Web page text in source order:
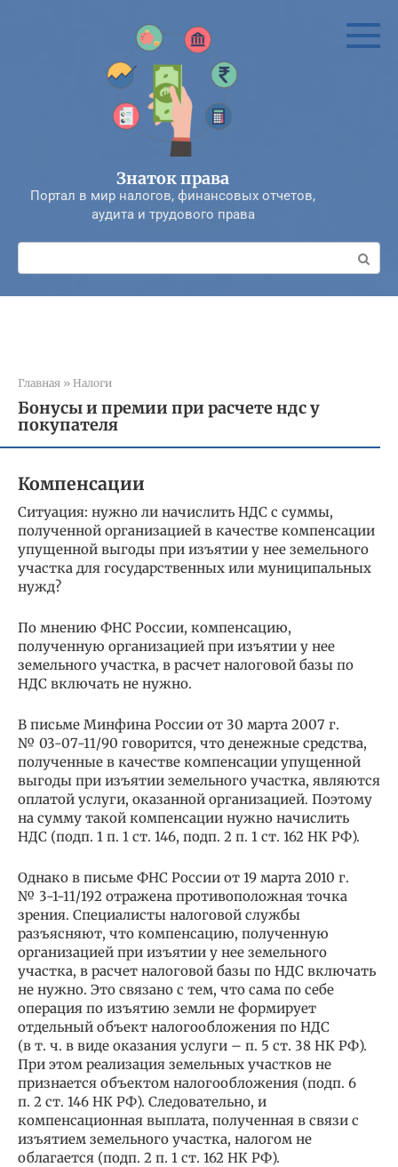
Знаток права
Портал в мир налогов, финансовых отчетов,
аудита и трудового права
Поиск:
Главная » Налоги
Бонусы и премии при расчете ндс у
покупателя
Компенсации
Ситуация: нужно ли начислить НДС с суммы,
полученной организацией в качестве компенсации
упущенной выгоды при изъятии у нее земельного
участка для государственных или муниципальных
нужд?
По мнению ФНС России, компенсацию,
полученную организацией при изъятии у нее
земельного участка, в расчет налоговой базы по
НДС включать не нужно.
В письме Минфина России от 30 марта 2007 г.
№ 03-07-11/90 говорится, что денежные средства,
полученные в качестве компенсации упущенной
выгоды при изъятии земельного участка, являются
оплатой услуги, оказанной организацией. Поэтому
на сумму такой компенсации нужно начислить
НДС (подп. 1 п. 1 ст. 146, подп. 2 п. 1 ст. 162 НК РФ).
Однако в письме ФНС России от 19 марта 2010 г.
№ 3-1-11/192 отражена противоположная точка
зрения. Специалисты налоговой службы
разъясняют, что компенсацию, полученную
организацией при изъятии у нее земельного
участка, в расчет налоговой базы по НДС включать
не нужно. Это связано с тем, что сама по себе
операция по изъятию земли не формирует
отдельный объект налогообложения по НДС
(в т. ч. в виде оказания услуги – п. 5 ст. 38 НК РФ).
При этом реализация земельных участков не
признается объектом налогообложения (подп. 6
п. 2 ст. 146 НК РФ). Следовательно, и
компенсационная выплата, полученная в связи с
изъятием земельного участка, налогом не
облагается (подп. 2 п. 1 ст. 162 НК РФ).